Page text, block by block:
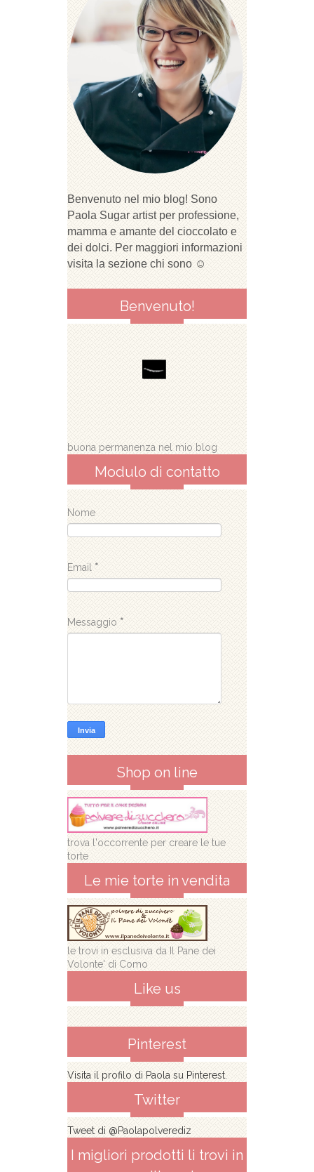
Benvenuto nel mio blog! Sono
Paola Sugar artist per professione,
mamma e amante del cioccolato e
dei dolci. Per maggiori informazioni
visita la sezione chi sono ☺
Benvenuto!
buona permanenza nel mio blog
Modulo di contatto
Nome
Email *
Messaggio *
Shop on line
trova l'occorrente per creare le tue
torte
Le mie torte in vendita
le trovi in esclusiva da Il Pane dei
Volonte' di Como
Like us
Pinterest
Visita il profilo di Paola su Pinterest.
Twitter
Tweet di @Paolapolverediz
I migliori prodotti li trovi in